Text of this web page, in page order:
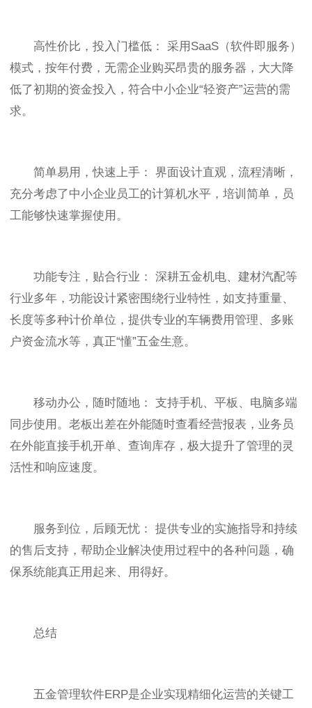
高性价比，投入门槛低： 采用SaaS（软件即服务）
模式，按年付费，无需企业购买昂贵的服务器，大大降
低了初期的资金投入，符合中小企业“轻资产”运营的需
求。
简单易用，快速上手： 界面设计直观，流程清晰，
充分考虑了中小企业员工的计算机水平，培训简单，员
工能够快速掌握使用。
功能专注，贴合行业： 深耕五金机电、建材汽配等
行业多年，功能设计紧密围绕行业特性，如支持重量、
长度等多种计价单位，提供专业的车辆费用管理、多账
户资金流水等，真正“懂”五金生意。
移动办公，随时随地： 支持手机、平板、电脑多端
同步使用。老板出差在外能随时查看经营报表，业务员
在外能直接手机开单、查询库存，极大提升了管理的灵
活性和响应速度。
服务到位，后顾无忧： 提供专业的实施指导和持续
的售后支持，帮助企业解决使用过程中的各种问题，确
保系统能真正用起来、用得好。
总结
五金管理软件ERP是企业实现精细化运营的关键工